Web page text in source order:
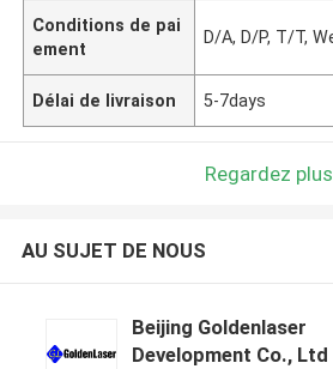
Conditions de pai
ement
D/A, D/P, T/T,
Délai de livraison 5-7days
Regardez plus
AU SUJET DE NOUS
Beijing Goldenlaser
Development Co.,